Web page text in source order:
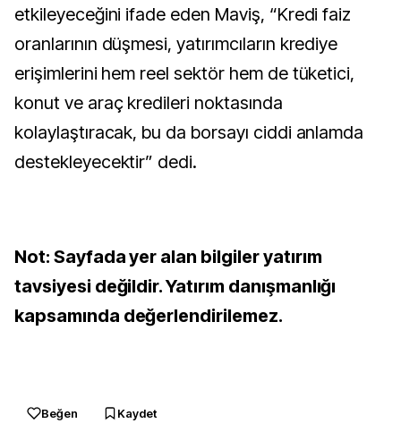
etkileyeceğini ifade eden Maviş, “Kredi faiz
oranlarının düşmesi, yatırımcıların krediye
erişimlerini hem reel sektör hem de tüketici,
konut ve araç kredileri noktasında
kolaylaştıracak, bu da borsayı ciddi anlamda
destekleyecektir” dedi.
Not: Sayfada yer alan bilgiler yatırım
tavsiyesi değildir. Yatırım danışmanlığı
kapsamında değerlendirilemez.
Beğen Kaydet